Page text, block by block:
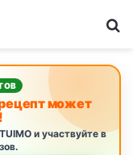
может
и участвуйте в